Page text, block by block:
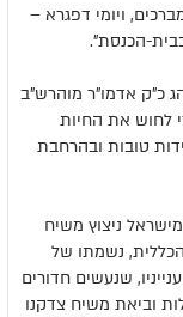
ויומי דפגרא –
הכנסת".
כ"ק אדמו"ר מוהרש"ב
לחוש את החיות
טובות ובהרחבת
ניצוץ משיח
נשמתו של
שנעשים חדורים
וביאת משיח צדקנו